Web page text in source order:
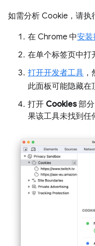
如需分析 Cookie，请执
在 Chrome 中安装
在单个标签页中打
打开开发者工具
此面板可能隐藏在
打开 Cookies部
果该工具未找到任